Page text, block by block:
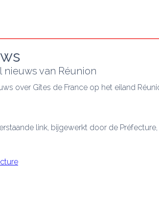
nieuws van Réunion
over Gîtes de France op het eiland
link, bijgewerkt door de